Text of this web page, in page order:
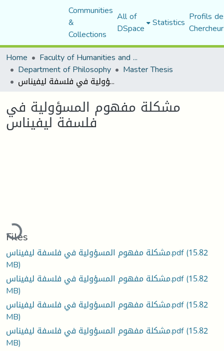
Communities
&
Collections
All of
DSpace Statistics Profils
Home
Faculty of Humanities and Social Sciences
Department of Philosophy Master Thesis
مشكلة مفهوم المسؤولية في فلسفة ليفيناس
مشكلة مفهوم المسؤولية في
فلسفة ليفيناس
Loading...
Files
مشكلة مفهوم المسؤولية في فلسفة ليفيناس.pdf(15.82
MB)
مشكلة مفهوم المسؤولية في فلسفة ليفيناس.pdf(15.82
MB)
مشكلة مفهوم المسؤولية في فلسفة ليفيناس.pdf(15.82
MB)
مشكلة مفهوم المسؤولية في فلسفة ليفيناس.pdf(15.82
MB)